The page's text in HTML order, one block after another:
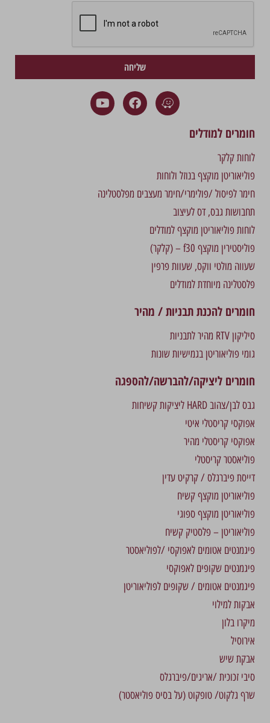
שליחה
חומרים למודלים
לוחות קלקר
פוליאוריטן מוקצף בנוזל ולוחות
חימר לפיסול /פולימרי/חימר מעצבים מפלסטלינה
תחבושות גבס, דס לעיצוב
לוחות פוליאוריטן מוקצף למודלים
פוליסטירין מוקצף f30 – (קלקר)
שעווה מולטי ווקס, שעוות פרפין
פלסטלינה מיוחדת למודלים
חומרים להכנת תבניות / מהיר
סיליקון RTV מהיר לתבניות
גומי פוליאוריטן בגמישיות שונות
חומרים ליציקה/להברשה/להספגה
גבס לבן/צהוב HARD ליציקות קשיחות
אפוקסי קריסטלי איטי
אפוקסי קריסטלי מהיר
פוליאסטר קריסטלי
דייסת פיברגלס / קרקיט עדין
פוליאוריטן מוקצף קשיח
פוליאוריטן מוקצף ספוגי
פוליאוריטן – פלסטיק קשיח
פיגמנטים אטומים לאפוקסי /לפוליאסטר
פיגמנטים שקופים לאפוקסי
פיגמנטים אטומים / שקופים לפוליאוריטן
אבקות למילוי
מיקרו בלון
אירוסיל
אבקת שיש
סיבי זכוכית /אריגים/פיברגלס
שרף גלקוט/ טופקוט (על בסיס פוליאסטר)